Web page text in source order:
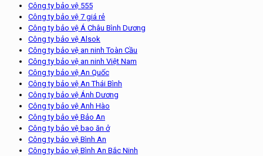
Công ty bảo vệ 555
Công ty bảo vệ 7 giá rẻ
Công ty bảo vệ Á Châu Bình Dương
Công ty bảo vệ Alsok
Công ty bảo vệ an ninh Toàn Cầu
Công ty bảo vệ an ninh Việt Nam
Công ty bảo vệ An Quốc
Công ty bảo vệ An Thái Bình
Công ty bảo vệ Ánh Dương
Công ty bảo vệ Anh Hào
Công ty bảo vệ Bảo An
Công ty bảo vệ bao ăn ở
Công ty bảo vệ Bình An
Công ty bảo vệ Bình An Bắc Ninh